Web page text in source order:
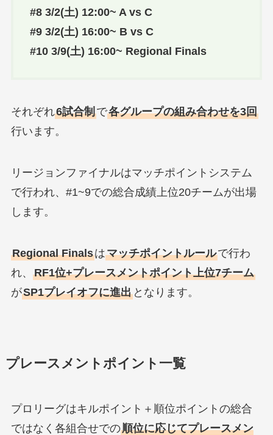
#8 3/2(土) 12:00~ A vs C
#9 3/2(土) 16:00~ B vs C
#10 3/9(土) 16:00~ Regional Finals
それぞれ6試合制で各グループの組み合わせを3回
行います。
リージョンファイナルはマッチポイントシステム
で行われ、#1~9での総合成績上位20チームが出場
します。
Regional Finalsはマッチポイントルールで行わ
れ、 RF1位+プレースメントポイント上位7チーム
がSP1プレイオフに進出となります。
プレースメントポイント一覧
プロリーグはキルポイント＋順位ポイントの総合
ではなく各組合せでの順位に応じてプレースメン